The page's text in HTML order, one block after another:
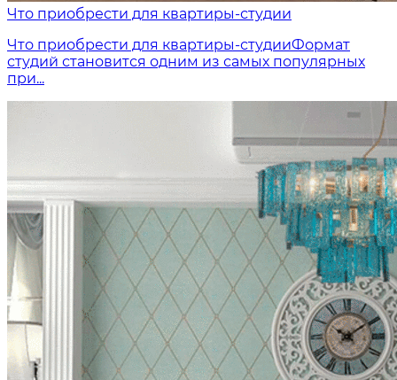
Что приобрести для квартиры-студии
Что приобрести для квартиры-студииФормат
студий становится одним из самых популярных
при...